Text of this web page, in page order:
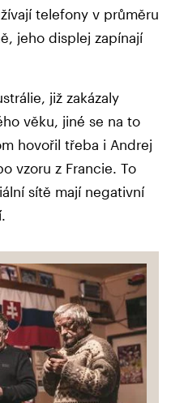
telefony v průměru
jeho displej zapínají
již zakázaly
věku, jiné se na to
hovořil třeba i Andrej
vzoru z Francie. To
sítě mají negativní